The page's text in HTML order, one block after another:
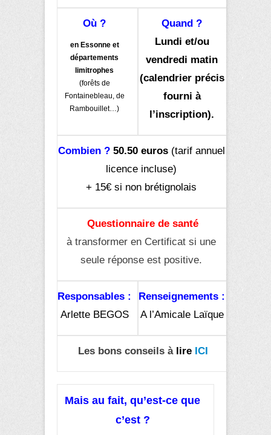
Où ?
en Essonne et
départements
limitrophes
(forêts de
Fontainebleau, de
Rambouillet…)
Quand ?
Lundi et/ou
vendredi matin
(calendrier précis
fourni à
l’inscription).
Combien ? 50.50 euros (tarif annuel
licence incluse)
+ 15€ si non brétignolais
Questionnaire de santé
à transformer en Certificat si une
seule réponse est positive.
Responsables :
Arlette BEGOS
Renseignements :
A l’Amicale Laïque
Les bons conseils àlireICI
Mais au fait, qu’est-ce que
c’est ?